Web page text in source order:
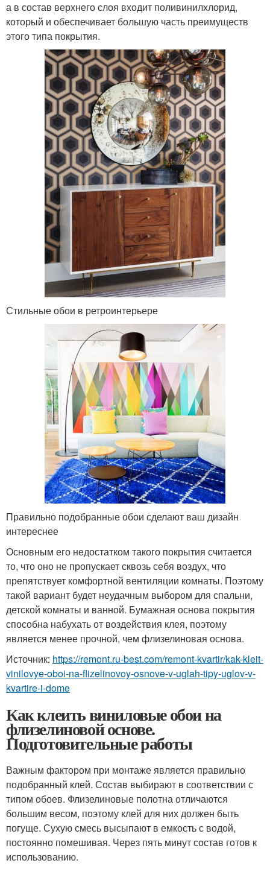
а в состав верхнего слоя входит поливинилхлорид,
который и обеспечивает большую часть преимуществ
этого типа покрытия.
Стильные обои в ретроинтерьере
Правильно подобранные обои сделают ваш дизайн
интереснее
Основным его недостатком такого покрытия считается
то, что оно не пропускает сквозь себя воздух, что
препятствует комфортной вентиляции комнаты. Поэтому
такой вариант будет неудачным выбором для спальни,
детской комнаты и ванной. Бумажная основа покрытия
способна набухать от воздействия клея, поэтому
является менее прочной, чем флизелиновая основа.
Источник: https://remont.ru-best.com/remont-kvartir/kak-kleit-
vinilovye-oboi-na-flizelinovoy-osnove-v-uglah-tipy-uglov-v-
kvartire-i-dome
Как клеить виниловые обои на
флизелиновой основе.
Подготовительные работы
Важным фактором при монтаже является правильно
подобранный клей. Состав выбирают в соответствии с
типом обоев. Флизелиновые полотна отличаются
большим весом, поэтому клей для них должен быть
погуще. Сухую смесь высыпают в емкость с водой,
постоянно помешивая. Через пять минут состав готов к
использованию.